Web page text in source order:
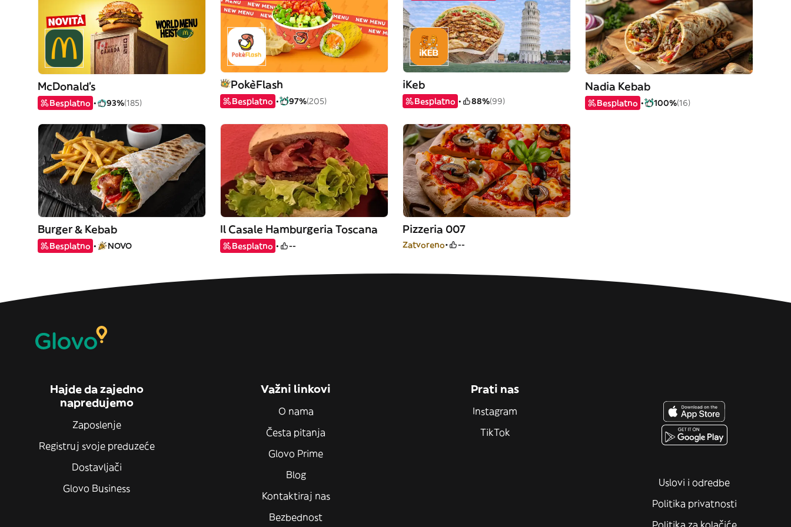
McDonald's
Besplatno 93%(185)
PokèFlash
Besplatno 97%(205)
iKeb
Besplatno 88%(99)
Nadia Kebab
Besplatno 100%(16)
Burger & Kebab
Besplatno NOVO
Il Casale Hamburgeria Toscana
Besplatno --
Pizzeria 007
Zatvoreno --
Hajde da zajedno
napredujemo
Zaposlenje
Registruj svoje preduzeće
Dostavljači
Glovo Business
Važni linkovi
O nama
Česta pitanja
Glovo Prime
Blog
Kontaktiraj nas
Bezbednost
Prati nas
Instagram
TikTok
Uslovi i odredbe
Politika privatnosti
Politika za kolačiće